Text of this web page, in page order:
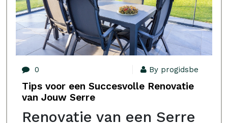
0 By progidsbe
Tips voor een Succesvolle Renovatie
van Jouw Serre
Renovatie van een Serre